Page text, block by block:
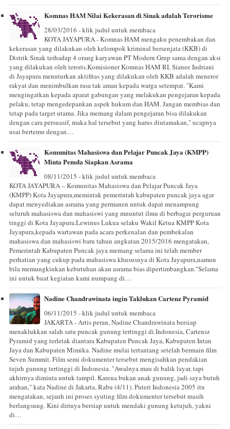
Komnas HAM Nilai Kekerasan di Sinak adalah Terorisme
28/03/2016 - klik judul untuk membaca
KOTA JAYAPURA - Komnas HAM mengaku penembakan dan
kekerasan yang dilakukan oleh kelompok kriminal bersenjata (KKB) di
Distrik Sinak terhadap 4 orang karyawan PT Modern Grup sama dengan aksi
yang dilakukan oleh teroris.Komisioner Komnas HAM RI, Sianee Indriani
di Jayapura menuturkan aktifitas yang dilakukan oleh KKB adalah meneror
rakyat dan menimbulkan rasa tak aman kepada warga setempat. "Kami
mengingatkan kepada aparat gabungan yang melakukan pengejaran kepada
pelaku, tetap mengedepankan aspek hukum dan HAM. Jangan membias dan
tetap pada target utama. Jika memang dalam pengejaran bisa dilakukan
dengan cara persuasif, maka hal tersebut yang harus diutamakan," ucapnya
usai bertemu dengan…
Komunitas Mahasiswa dan Pelajar Puncak Jaya (KMPP)
Minta Pemda Siapkan Asrama
08/11/2015 - klik judul untuk membaca
KOTA JAYAPURA – Komunitas Mahasiswa dan Pelajar Puncak Jaya
(KMPP) Kota Jayapura,memintak pemerintah kabupaten puncak jaya agar
dapat menyediakan asrama yang permanen untuk dapat menampung
seluruh mahasiswa dan mahasiswi yang mnuntut ilmu di berbagai perguruan
tinggi di Kota Jayapura.Lewinus Lukua selaku Wakil Ketua KMPP Kota
Jayapura,kepada wartawan pada acara perkenalan dan pembekalan
mahasiswa dan mahasiswi baru tahun angkatan 2015/2016 mengatakan,
Pemerintah Kabupaten Puncak jaya memang selama ini telah member
perhatian yang cukup pada mahasiswa khususnya di Kota Jayapura,namun
bila memungkinkan kebutuhan akan asrama bias dipertimbangkan."Selama
ini untuk buat kegiatan kami numpang di…
Nadine Chandrawinata ingin Taklukan Cartenz Pyramid
06/11/2015 - klik judul untuk membaca
JAKARTA - Artis peran, Nadine Chandrawinata bersiap
menaklukkan salah satu puncak gunung tertinggi di Indonesia, Cartensz
Pyramid yang terletak diantara Kabupaten Puncak Jaya, Kabupaten Intan
Jaya dan Kabupaten Mimika. Nadine mulai tertantang setelah bermain film
Seven Summit. Film semi dokumenter tersebut mengisahkan pendakian
tujuh gunung tertinggi di Indonesia. "Awalnya mau di balik layar, tapi
akhirnya diminta untuk tampil. Karena bukan anak gunung, jadi saya butuh
arahan," kata Nadine di Jakarta, Rabu (4/11). Puteri Indonesia 2005 itu
mengatakan, sejauh ini proses syuting film dokumenter tersebut masih
berlangsung. Kini dirinya bersiap untuk mendaki gunung ketujuh, yakni
di…